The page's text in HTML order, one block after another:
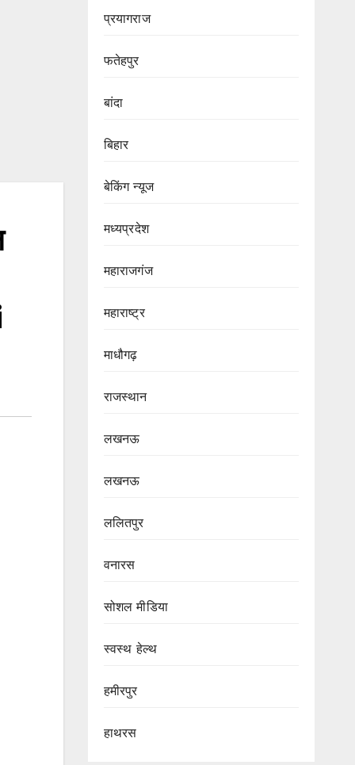
प्रयागराज
फतेहपुर
बांदा
बिहार
बेकिंग न्यूज
मध्यप्रदेश
महाराजगंज
महाराष्ट्र
माधौगढ़
राजस्थान
लखनऊ
लखनऊ
ललितपुर
वनारस
सोशल मीडिया
स्वस्थ हेल्थ
हमीरपुर
हाथरस